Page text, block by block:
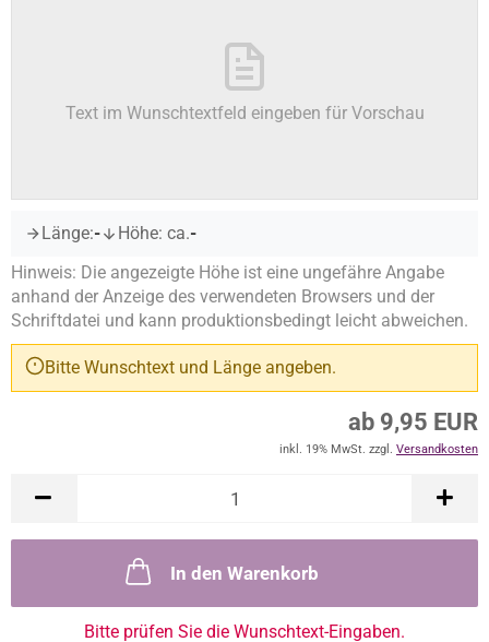
Text im Wunschtextfeld eingeben für Vorschau
Länge:- Höhe: ca.-
Hinweis: Die angezeigte Höhe ist eine ungefähre Angabe
anhand der Anzeige des verwendeten Browsers und der
Schriftdatei und kann produktionsbedingt leicht abweichen.
Bitte Wunschtext und Länge angeben.
ab 9,95 EUR
inkl. 19% MwSt. zzgl. Versandkosten
In den Warenkorb
Bitte prüfen Sie die Wunschtext-Eingaben.